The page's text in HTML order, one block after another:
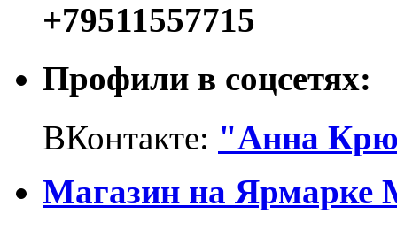
+79511557715
Профили в соцсетях:
ВКонтакте: "Анна
Магазин на Ярмарке